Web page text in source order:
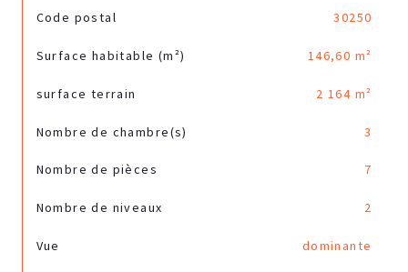
TRAD_SIROCCO_Caracteristique
Code postal 30250
Surface habitable (m²) 146,60 m²
surface terrain 2 164 m²
Nombre de chambre(s) 3
Nombre de pièces 7
Nombre de niveaux 2
Vue dominante